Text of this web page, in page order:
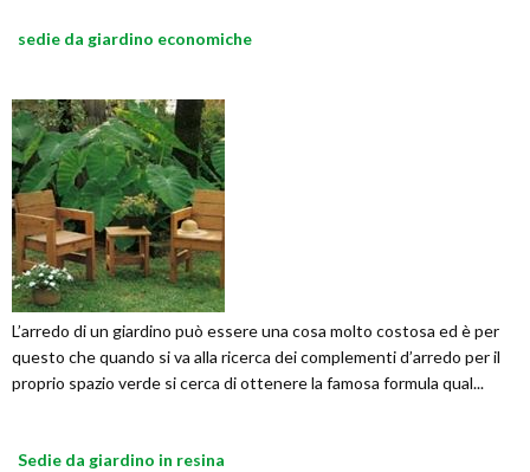
sedie da giardino economiche
L’arredo di un giardino può essere una cosa molto costosa ed è per
questo che quando si va alla ricerca dei complementi d’arredo per il
proprio spazio verde si cerca di ottenere la famosa formula qual...
Sedie da giardino in resina